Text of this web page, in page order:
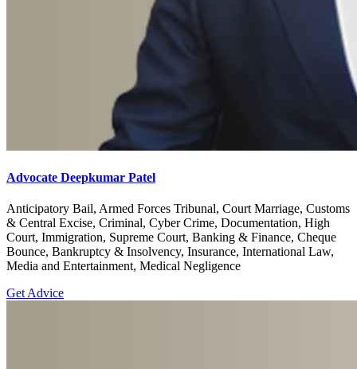
Advocate Deepkumar Patel
Anticipatory Bail, Armed Forces Tribunal, Court Marriage, Customs
& Central Excise, Criminal, Cyber Crime, Documentation, High
Court, Immigration, Supreme Court, Banking & Finance, Cheque
Bounce, Bankruptcy & Insolvency, Insurance, International Law,
Media and Entertainment, Medical Negligence
Get Advice